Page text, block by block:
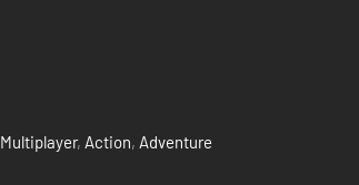
Multiplayer, Action, Adventure